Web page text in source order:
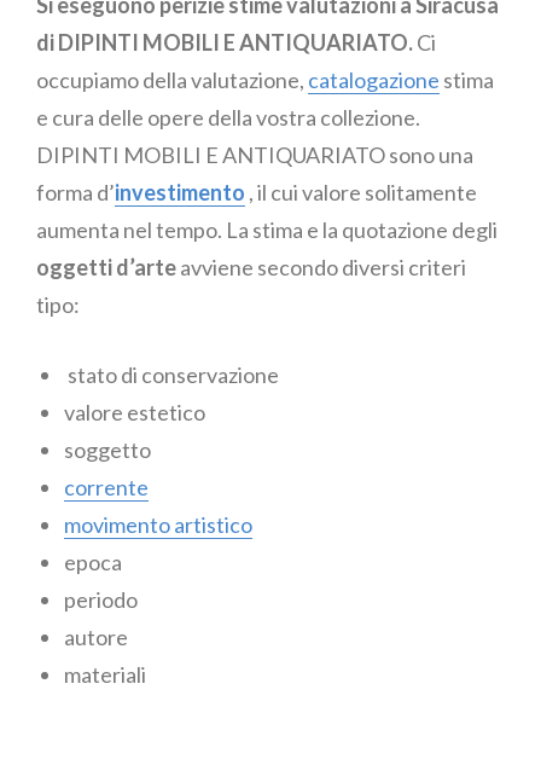
Si eseguono perizie stime valutazioni a Siracusa
di DIPINTI MOBILI E ANTIQUARIATO.Ci
occupiamo della valutazione, catalogazione stima
e cura delle opere della vostra collezione.
DIPINTI MOBILI E ANTIQUARIATO sono una
forma d’investimento , il cui valore solitamente
aumenta nel tempo. La stima e la quotazione degli
oggetti d’arteavviene secondo diversi criteri
tipo:
stato di conservazione
valore estetico
soggetto
corrente
movimento artistico
epoca
periodo
autore
materiali